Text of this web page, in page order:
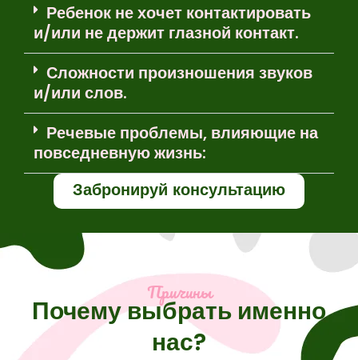
Ребенок не хочет контактировать
и/или не держит глазной контакт.
Сложности произношения звуков
и/или слов.
Речевые проблемы, влияющие на
повседневную жизнь:
Забронируй консультацию
Причины
Почему выбрать именно
нас?